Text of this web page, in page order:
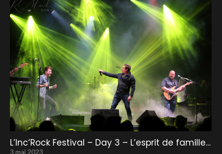
L’Inc’Rock Festival – Day 3 – L’esprit de famille…
3 mai 2023